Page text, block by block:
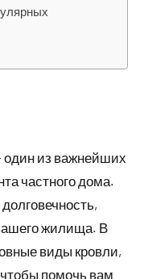
один из важнейших
частного дома.
жилища. В
виды кровли,
помочь вам